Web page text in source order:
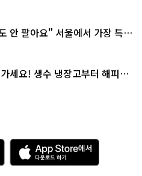
안 팔아요" 서울에서 가장 특별
세요! 생수 냉장고부터 해피소
A
p
p